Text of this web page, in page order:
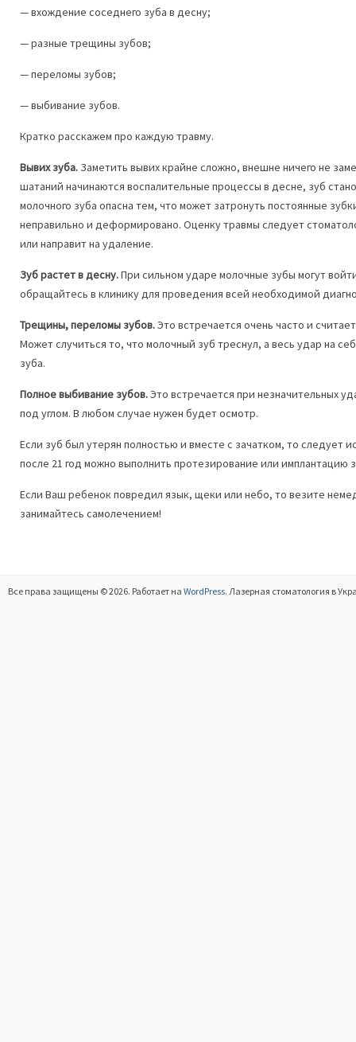
— вхождение соседнего зуба в десну;
— разные трещины зубов;
— переломы зубов;
— выбивание зубов.
Кратко расскажем про каждую травму.
Вывих зуба. Заметить вывих крайне сложно, внешне ничего не
шатаний начинаются воспалительные процессы в десне, зуб
молочного зуба опасна тем, что может затронуть постоянные
неправильно и деформировано. Оценку травмы следует
или направит на удаление.
Зуб растет в десну.При сильном ударе молочные зубы могут
обращайтесь в клинику для проведения всей необходимой
Трещины, переломы зубов.Это встречается очень часто и
Может случиться то, что молочный зуб треснул, а весь удар на
зуба.
Полное выбивание зубов.Это встречается при незначительных
под углом. В любом случае нужен будет осмотр.
Если зуб был утерян полностью и вместе с зачатком, то следует
после 21 год можно выполнить протезирование или имплантацию
Если Ваш ребенок повредил язык, щеки или небо, то везите
занимайтесь самолечением!
Все права защищены © 2026. Работает на WordPress. Лазерная стоматология в